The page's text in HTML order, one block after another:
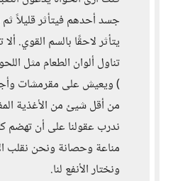
جسد أحدهم فيتأثر قليلاً
يتأثر لاحقًا بالسم القوي.
تناول ألوان الطعام مثل
) ويعيش على مقرمشات
من أقل شيئ من الأغذية
ندرب عقولنا على أن تهضم
مناعة وحصانة ونحن نقلب
ونختار الأنفع لنا.